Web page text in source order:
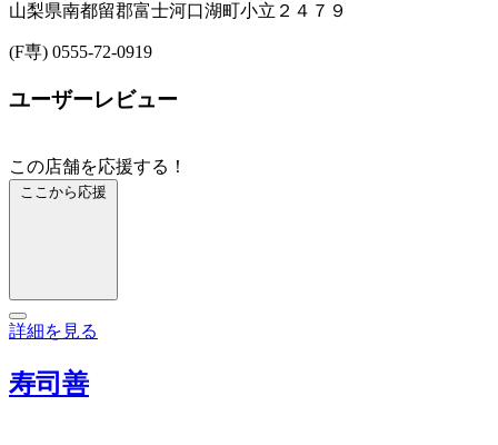
山梨県南都留郡富士河口湖町小立２４７９
(F専) 0555-72-0919
ユーザーレビュー
この店舗を応援する！
ここから応援
詳細を見る
寿司善